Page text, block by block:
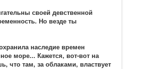
своей девственной
Но везде ты
наследие времен
море... Кажется, вот-вот на
что там, за облаками, властвует